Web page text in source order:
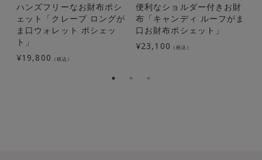
ハンズフリーなお財布ポシ
ェット「クレープ ロングが
ま口ウォレット ポシェッ
ト」
¥19,800 （税込）
便利なショルダー付きお財
布「キャンディ ルーフがま
口お財布ポシェット」
¥23,100 （税込）